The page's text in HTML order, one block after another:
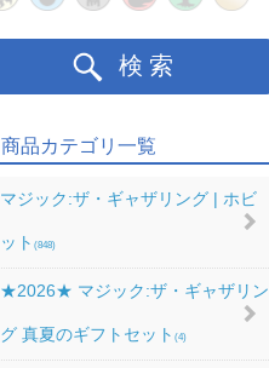
検索
商品カテゴリ一覧
マジック:ザ・ギャザリング | ホビ
ット (848)
★2026★ マジック:ザ・ギャザリン
グ 真夏のギフトセット (4)